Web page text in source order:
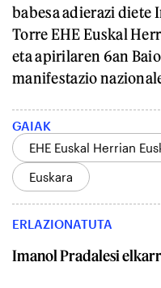
babesa adierazi diete
Torre EHE Euskal
eta apirilaren 6an
manifestazio
GAIAK
EHE Euskal Herrian
Euskara
ERLAZIONATUTA
Imanol Pradalesi